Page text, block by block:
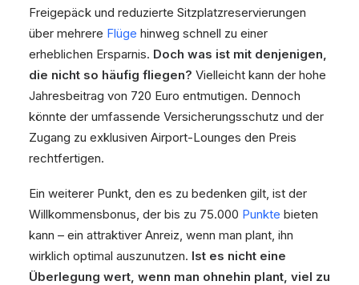
Freigepäck und reduzierte Sitzplatzreservierungen
über mehrere Flüge hinweg schnell zu einer
erheblichen Ersparnis. Doch was ist mit denjenigen,
die nicht so häufig fliegen? Vielleicht kann der hohe
Jahresbeitrag von 720 Euro entmutigen. Dennoch
könnte der umfassende Versicherungsschutz und der
Zugang zu exklusiven Airport-Lounges den Preis
rechtfertigen.
Ein weiterer Punkt, den es zu bedenken gilt, ist der
Willkommensbonus, der bis zu 75.000 Punkte bieten
kann – ein attraktiver Anreiz, wenn man plant, ihn
wirklich optimal auszunutzen. Ist es nicht eine
Überlegung wert, wenn man ohnehin plant, viel zu